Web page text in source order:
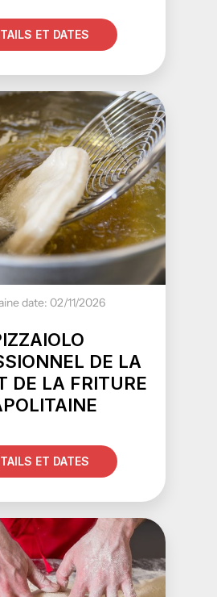
ET DATES
date: 02/11/2026
DE LA
DE LA FRITURE
ET DATES